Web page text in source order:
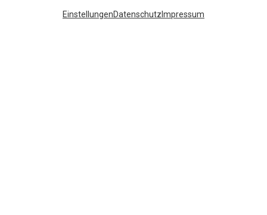
EinstellungenDatenschutz Impressum